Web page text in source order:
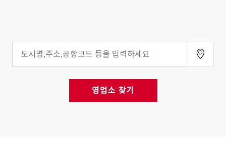
영업소 찾기